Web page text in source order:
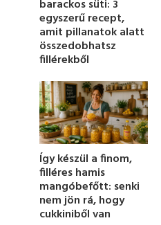
i
n
u
t
e
,
4
s
e
c
o
n
d
s
barackos süti: 3
egyszerű recept,
amit pillanatok alatt
összedobhatsz
fillérekből
Így készül a finom,
filléres hamis
mangóbefőtt: senki
nem jön rá, hogy
cukkiniből van